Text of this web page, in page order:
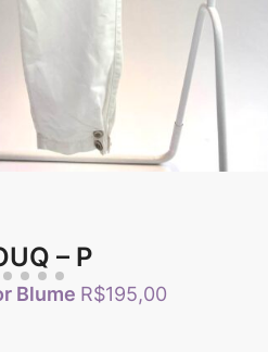
– P
R$195,00